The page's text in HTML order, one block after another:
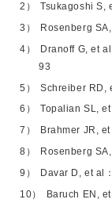
Tsukagoshi S,
Rosenberg
Dranoff G, et
93
Schreiber RD,
Topalian SL,
Brahmer JR,
Rosenberg
Davar D, et al
Baruch EN,